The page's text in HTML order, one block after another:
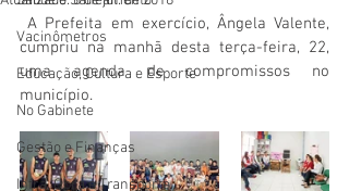
Vacinômetros
Educação, Cultura e Esporte
No Gabinete
Gestão e Finanças
Infra, Obra e Transporte
A Prefeita em exercício, Ângela Valente,
cumpriu na manhã desta terça-feira, 22,
uma agenda de compromissos no
município.